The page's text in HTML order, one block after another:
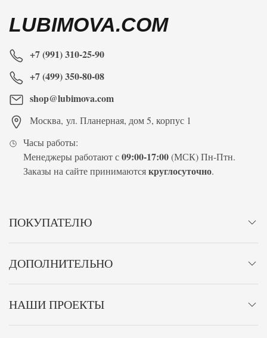
LUBIMOVA.COM
+7 (991) 310-25-90
+7 (499) 350-80-08
shop@lubimova.com
Москва, ул. Планерная, дом 5, корпус 1
Часы работы:
Менеджеры работают с09:00-17:00(МСК) Пн-Птн.
Заказы на сайте принимаютсякруглосуточно.
ПОКУПАТЕЛЮ
ДОПОЛНИТЕЛЬНО
НАШИ ПРОЕКТЫ